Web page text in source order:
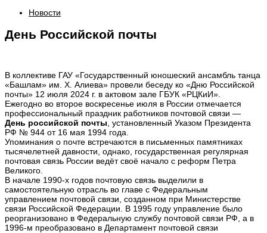
Новости
День Российской почты
В коллективе ГАУ «Государственный юношеский ансамбль танца
«Башлам» им. Х. Алиева» провели беседу ко «Дню Российской
почты» 12 июля 2024 г. в актовом зале ГБУК «РЦКиИ».
Ежегодно во второе воскресенье июля в России отмечается
профессиональный праздник работников почтовой связи —
День российской почты , установленный Указом Президента
РФ № 944 от 16 мая 1994 года.
Упоминания о почте встречаются в письменных памятниках
тысячелетней давности, однако, государственная регулярная
почтовая связь России ведёт своё начало с реформ Петра
Великого.
В начале 1990-х годов почтовую связь выделили в
самостоятельную отрасль во главе с Федеральным
управлением почтовой связи, созданном при Министерстве
связи Российской Федерации. В 1995 году управление было
реорганизовано в Федеральную службу почтовой связи РФ, а в
1996-м преобразовано в Департамент почтовой связи